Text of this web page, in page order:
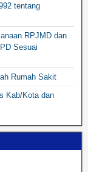
tentang
RPJMD dan
Sesuai
Rumah Sakit
Kab/Kota dan